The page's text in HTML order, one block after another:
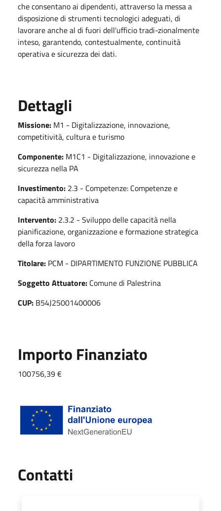
che consentano ai dipendenti, attraverso la messa a
disposizione di strumenti tecnologici adeguati, di
lavorare anche al di fuori dell'ufficio tradi-zionalmente
inteso, garantendo, contestualmente, continuità
operativa e sicurezza dei dati.
Dettagli
Missione: M1 - Digitalizzazione, innovazione,
competitività, cultura e turismo
Componente: M1C1 - Digitalizzazione, innovazione e
sicurezza nella PA
Investimento: 2.3 - Competenze: Competenze e
capacità amministrativa
Intervento: 2.3.2 - Sviluppo delle capacità nella
pianificazione, organizzazione e formazione strategica
della forza lavoro
Titolare: PCM - DIPARTIMENTO FUNZIONE PUBBLICA
Soggetto Attuatore: Comune di Palestrina
CUP: B54J25001400006
Importo Finanziato
100756,39 €
Contatti